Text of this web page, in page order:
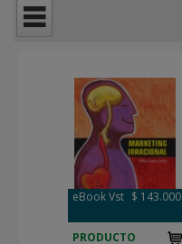
eBook Vst $ 143.000
PRODUCTO